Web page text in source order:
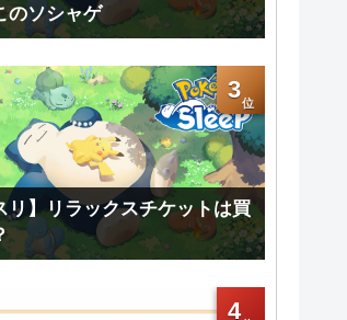
のソシャゲ
3
リ】リラックスチケットは買
4